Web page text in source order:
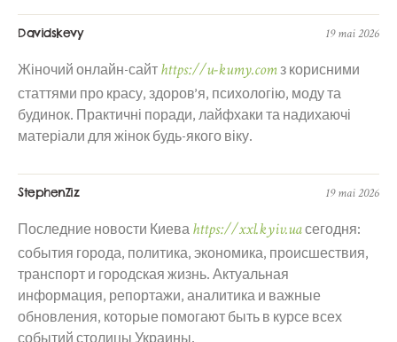
Davidskevy 19 mai 2026
Жіночий онлайн-сайт https://u-kumy.comз корисними
статтями про красу, здоров’я, психологію, моду та
будинок. Практичні поради, лайфхаки та надихаючі
матеріали для жінок будь-якого віку.
StephenZiz 19 mai 2026
Последние новости Киева https://xxl.kyiv.uaсегодня:
события города, политика, экономика, происшествия,
транспорт и городская жизнь. Актуальная
информация, репортажи, аналитика и важные
обновления, которые помогают быть в курсе всех